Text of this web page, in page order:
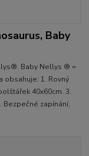
Baby
Baby Nellys ® =
obsahuje: 1. Rovný
40x60cm. 3.
Bezpečné zapínání,